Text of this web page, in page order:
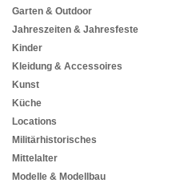
Garten & Outdoor
Jahreszeiten & Jahresfeste
Kinder
Kleidung & Accessoires
Kunst
Küche
Locations
Militärhistorisches
Mittelalter
Modelle & Modellbau